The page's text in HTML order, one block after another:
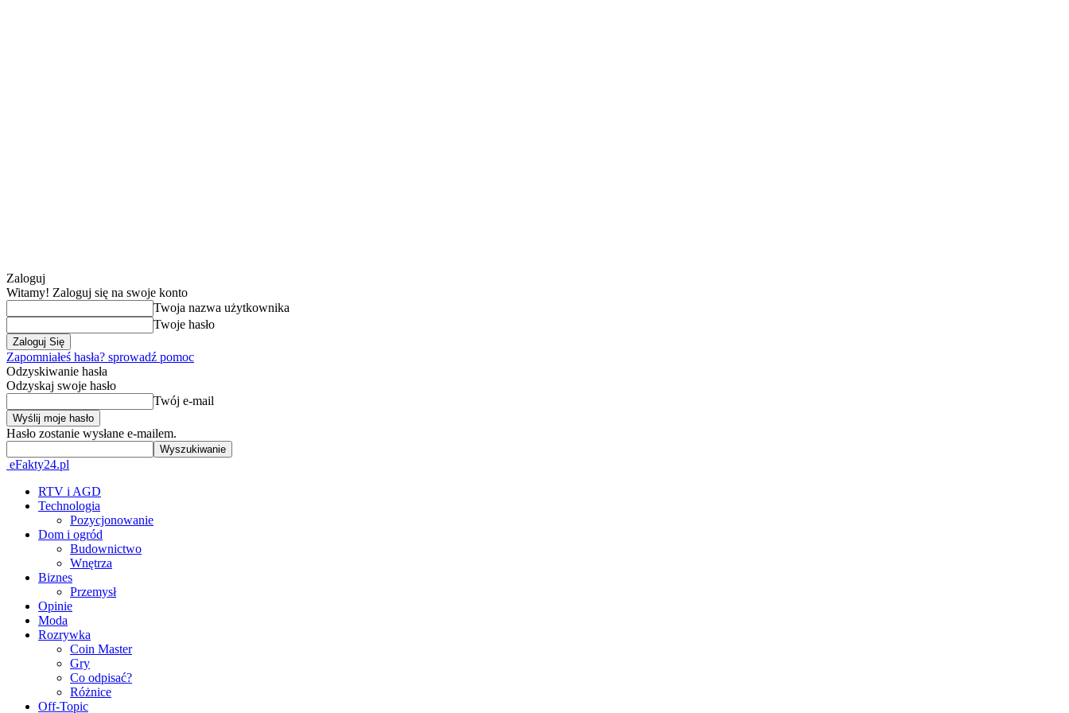
Zaloguj
Witamy! Zaloguj się na swoje konto
Twoja nazwa użytkownika
Twoje hasło
Zapomniałeś hasła? sprowadź pomoc
Odzyskiwanie hasła
Odzyskaj swoje hasło
Twój e-mail
Hasło zostanie wysłane e-mailem.
eFakty24.pl
RTV i AGD
Technologia
Pozycjonowanie
Dom i ogród
Budownictwo
Wnętrza
Biznes
Przemysł
Opinie
Moda
Rozrywka
Coin Master
Gry
Co odpisać?
Różnice
Off-Topic